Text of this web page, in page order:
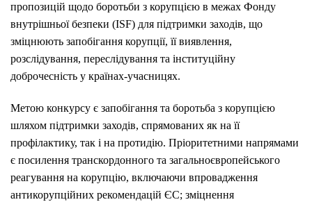
пропозицій щодо боротьби з корупцією в межах Фонду
внутрішньої безпеки (ISF) для підтримки заходів, що
зміцнюють запобігання корупції, її виявлення,
розслідування, переслідування та інституційну
доброчесність у країнах-учасницях.
Метою конкурсу є запобігання та боротьба з корупцією
шляхом підтримки заходів, спрямованих як на її
профілактику, так і на протидію. Пріоритетними напрямами
є посилення транскордонного та загальноєвропейського
реагування на корупцію, включаючи впровадження
антикорупційних рекомендацій ЄС; зміцнення